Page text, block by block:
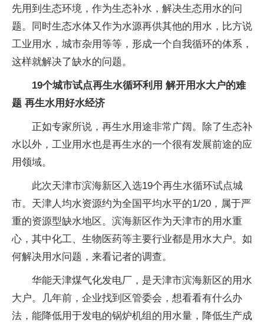
先用到生态环境，作为生态补水，解决生态用水的问
题。同时生态水体又作为水源再供其他的用水，比方说
工业用水，城市杂用等等，形成一个自我循环的体系，
这样就解决了缺水的问题。
19个城市试点再生水循环利用 解开用水大户的难
题 再生水用好水经济
正如专家所说，再生水用途非常广阔。除了生态补
水以外，工业用水也是再生水的一个很有发展前途的应
用领域。
此次天津市滨海新区入选19个再生水循环试点城
市。天津人均水资源约为全国平均水平的1/20，属于严
重的资源型缺水地区。滨海新区作为天津市的用水重
心，其中化工、生物医药等主要行业都是用水大户。如
何解决用水问题，来看记者的调查。
华能天津煤气化发电厂，是天津市滨海新区的用水
大户。几年前，企业找到区管委会，想看看有什么办
法，能降低用于发电的锅炉机组的用水量，降低生产成